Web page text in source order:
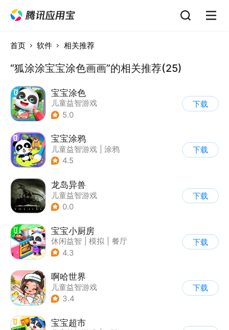
首页 软件 相关推荐
“狐涂涂宝宝涂色画画”的相关推荐(25)
宝宝涂色
儿童益智游戏
5.0
下载
宝宝涂鸦
儿童益智游戏
涂鸦
4.5
下载
龙岛异兽
儿童益智游戏
0.0
下载
宝宝小厨房
休闲益智 模拟
餐厅
| 宝宝巴士
4.3
下载
啊哈世界
儿童益智游戏
3.4
下载
宝宝超市